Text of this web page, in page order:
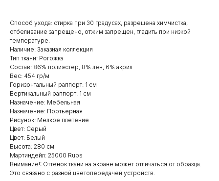
Способ ухода: стирка при 30 градусах, разрешена химчистка,
отбеливание запрещено, отжим запрещен, гладить при низкой
температуре.
Наличие: Заказная коллекция
Тип ткани: Рогожка
Состав: 86% полиэстер, 8% лен, 6% акрил
Вес: 454 гр/м
Горизонтальный раппорт: 1 см
Вертикальный раппорт: 1 см
Назначение: Мебельная
Назначение: Портьерная
Рисунок: Мелкое плетение
Цвет: Серый
Цвет: Белый
Высота: 280 см
Мартиндейл: 25000 Rubs
Внимание!: Оттенок ткани на экране может отличаться от образца.
Это связано с разной цветопередачей устройств.